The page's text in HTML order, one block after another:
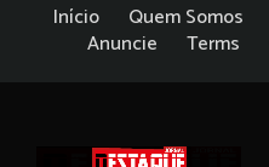
Início Quem Somos
Anuncie
Terms